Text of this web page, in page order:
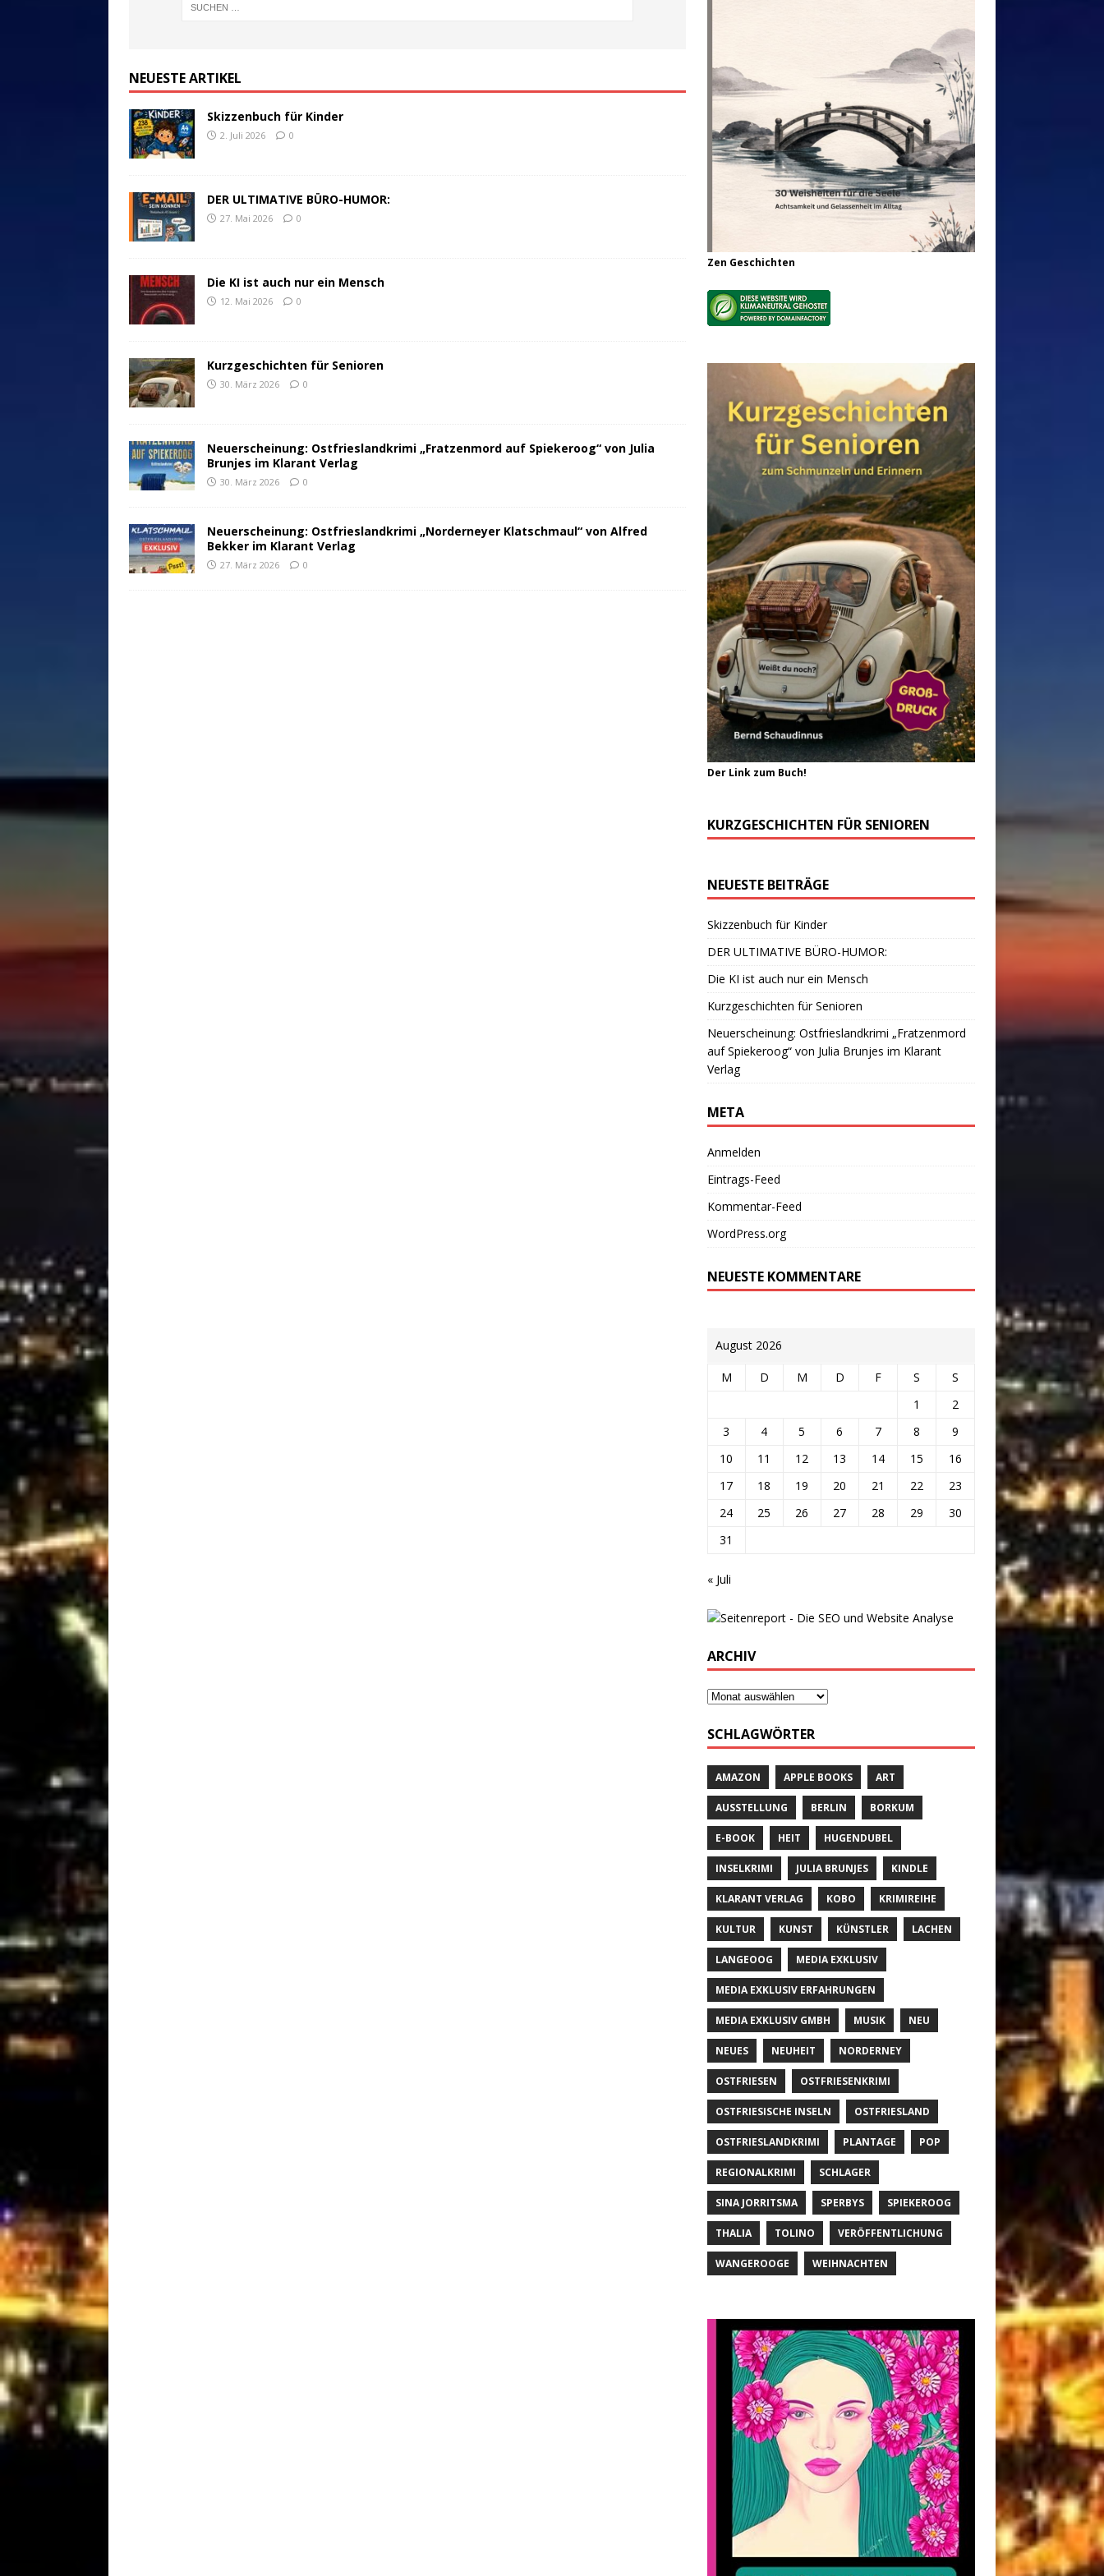
NEUESTE ARTIKEL
Skizzenbuch für Kinder
2. Juli 2026 0
DER ULTIMATIVE BÜRO-HUMOR:
27. Mai 2026 0
Die KI ist auch nur ein Mensch
12. Mai 2026 0
Kurzgeschichten für Senioren
30. März 2026 0
Neuerscheinung: Ostfrieslandkrimi „Fratzenmord auf Spiekeroog“ von Julia
Brunjes im Klarant Verlag
30. März 2026 0
Neuerscheinung: Ostfrieslandkrimi „Norderneyer Klatschmaul“ von Alfred
Bekker im Klarant Verlag
27. März 2026 0
Zen Geschichten
Der Link zum Buch!
KURZGESCHICHTEN FÜR SENIOREN
NEUESTE BEITRÄGE
Skizzenbuch für Kinder
DER ULTIMATIVE BÜRO-HUMOR:
Die KI ist auch nur ein Mensch
Kurzgeschichten für Senioren
Neuerscheinung: Ostfrieslandkrimi „Fratzenmord
auf Spiekeroog“ von Julia Brunjes im Klarant
Verlag
META
Anmelden
Eintrags-Feed
Kommentar-Feed
WordPress.org
NEUESTE KOMMENTARE
August 2026
M D M D F S
S
1
2
3
4 5 6 7 8
9
10
11 12 13 14 15
16
17
18 19 20 21 22
23
24
25 26 27 28 29
30
31
« Juli
ARCHIV
SCHLAGWÖRTER
AMAZON APPLE BOOKS ART
AUSSTELLUNG BERLIN BORKUM
E-BOOK HEIT HUGENDUBEL
INSELKRIMI JULIA BRUNJES KINDLE
KLARANT VERLAG KOBO KRIMIREIHE
KULTUR KUNST KÜNSTLER LACHEN
LANGEOOG MEDIA EXKLUSIV
MEDIA EXKLUSIV ERFAHRUNGEN
MEDIA EXKLUSIV GMBH MUSIK NEU
NEUES NEUHEIT NORDERNEY
OSTFRIESEN OSTFRIESENKRIMI
OSTFRIESISCHE INSELN OSTFRIESLAND
OSTFRIESLANDKRIMI PLANTAGE POP
REGIONALKRIMI SCHLAGER
SINA JORRITSMA SPERBYS SPIEKEROOG
THALIA TOLINO VERÖFFENTLICHUNG
WANGEROOGE WEIHNACHTEN